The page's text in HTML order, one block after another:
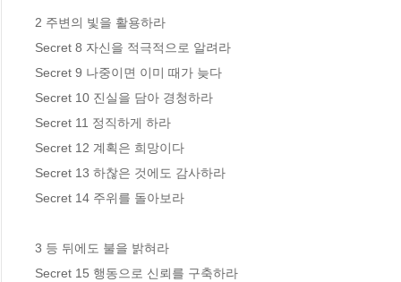
2 주변의 빛을 활용하라
Secret 8 자신을 적극적으로 알려라
Secret 9 나중이면 이미 때가 늦다
Secret 10 진실을 담아 경청하라
Secret 11 정직하게 하라
Secret 12 계획은 희망이다
Secret 13 하찮은 것에도 감사하라
Secret 14 주위를 돌아보라
3 등 뒤에도 불을 밝혀라
Secret 15 행동으로 신뢰를 구축하라